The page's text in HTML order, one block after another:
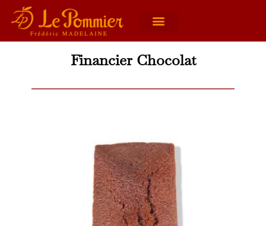
Financier Chocolat